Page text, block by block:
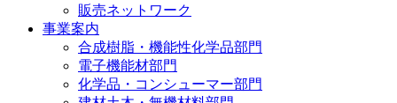
販売ネットワーク
事業案内
合成樹脂・機能性化学品部門
電子機能材部門
化学品・コンシューマー部門